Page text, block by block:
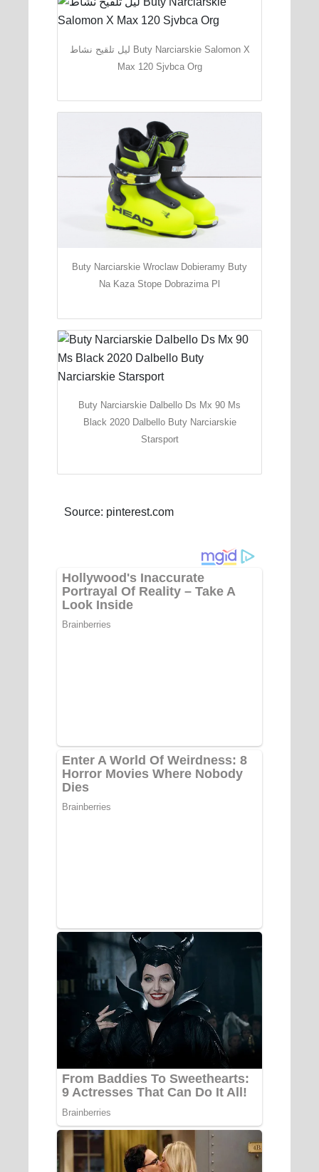
ليل تلقيح نشاط Buty Narciarskie Salomon X
Max 120 Sjvbca Org
Buty Narciarskie Wroclaw Dobieramy Buty
Na Kaza Stope Dobrazima Pl
Buty Narciarskie Dalbello Ds Mx 90 Ms
Black 2020 Dalbello Buty Narciarskie
Starsport
Source: pinterest.com